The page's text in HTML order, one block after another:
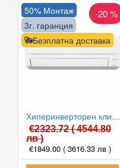
Безплатна доставка
50% Монтаж
3г. гаранция
-20 %
Хиперинверторен климатик Mitsubishi Electric MSZ-FT35VGK/MUZ-FT35VGHZ NINJA, 12000 BTU, Клас A+++
€2323.72( 4544.80
лв )
€1849.00 ( 3616.33 лв )